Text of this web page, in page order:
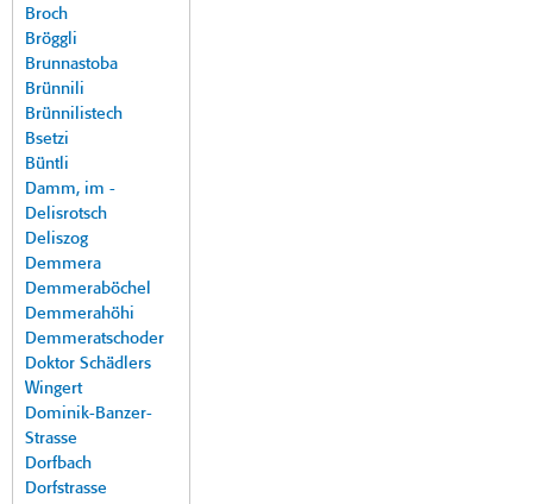
Broch
Bröggli
Brunnastoba
Brünnili
Brünnilistech
Bsetzi
Büntli
Damm, im -
Delisrotsch
Deliszog
Demmera
Demmeraböchel
Demmerahöhi
Demmeratschoder
Doktor Schädlers
Wingert
Dominik-Banzer-
Strasse
Dorfbach
Dorfstrasse